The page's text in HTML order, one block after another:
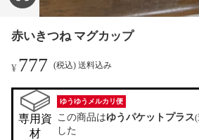
赤いきつね マグカップ
¥777 (税込) 送料込み
専用資
材
ゆうゆうメルカリ便
この商品はゆうパケットプラス(
した